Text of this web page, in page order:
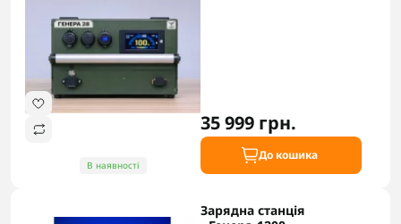
В наявності
35 999 грн.
До кошика
Зарядна станція